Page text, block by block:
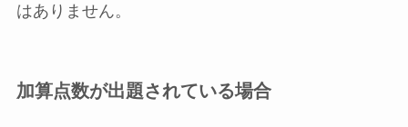
はありません。
加算点数が出題されている場合